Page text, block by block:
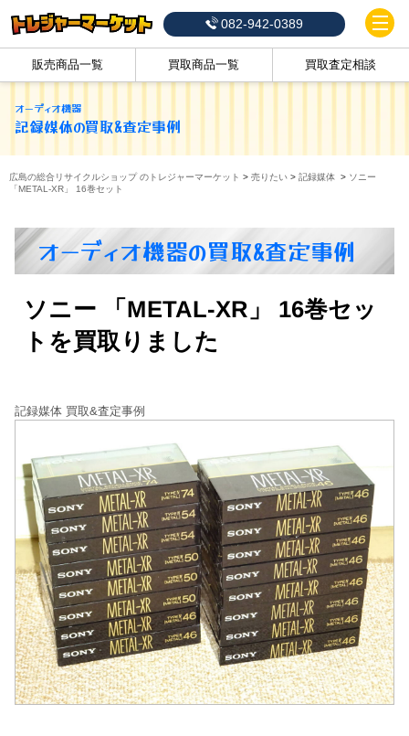
082-942-0389
販売商品一覧 買取商品一覧 買取査定相談
オーディオ機器
記録媒体の買取&査定事例
広島の総合リサイクルショップ のトレジャーマーケット > 売りたい > 記録媒体 > ソニー
「METAL-XR」 16巻セット
オーディオ機器の買取&査定事例
ソニー 「METAL-XR」 16巻セッ
トを買取りました
記録媒体 買取&査定事例